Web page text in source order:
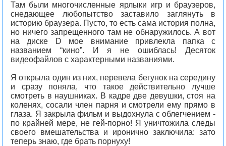
Там были многочисленные ярлыки игр и браузеров,
снедающее любопытство заставило заглянуть в
историю браузера. Пусто, то есть сама история полна,
но ничего запрещенного там не обнаружилось. А вот
на диске D мое внимание привлекла папка с
названием “кино”. И я не ошиблась! Десяток
видеофайлов с характерными названиями.
Я открыла один из них, перевела бегунок на середину
и сразу поняла, что такое действительно лучше
смотреть в наушниках. В кадре две девушки, стоя на
коленях, сосали член парня и смотрели ему прямо в
глаза. Я закрыла фильм и выдохнула с облегчением -
по крайней мере, не гей-порно! Я уничтожила следы
своего вмешательства и иронично заключила: зато
теперь знаю, где брать порнуху!